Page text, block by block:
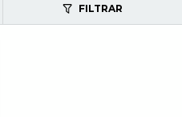
FILTRAR